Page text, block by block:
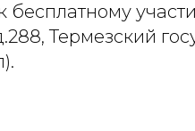
бесплатному
Термезский